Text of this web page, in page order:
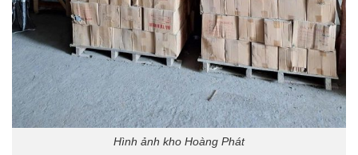
Hình ảnh kho Hoàng Phát